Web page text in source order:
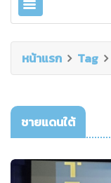
หน้าแรก Tag
ชายแดนใต้